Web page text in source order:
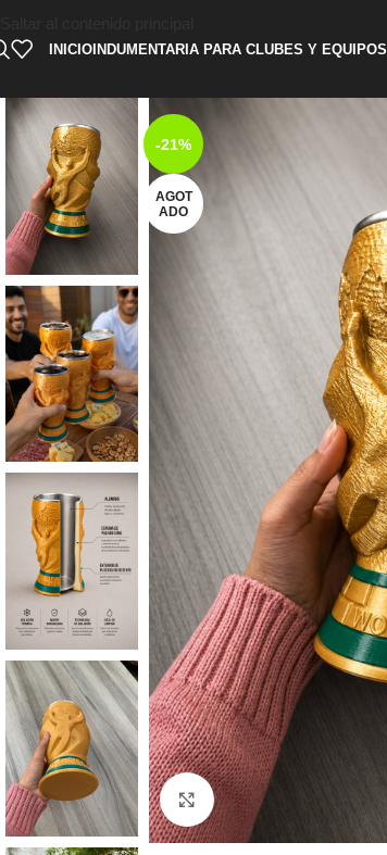
INICIOINDUMENTARIA PARA CLUBES Y EQUIPOS
-21%
AGOT
ADO
Haga clic para ampliar